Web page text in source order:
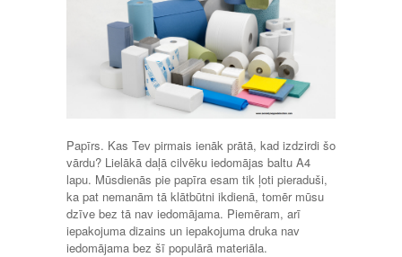
Papīrs. Kas Tev pirmais ienāk prātā, kad izdzirdi šo
vārdu? Lielākā daļā cilvēku iedomājas baltu A4
lapu. Mūsdienās pie papīra esam tik ļoti pieraduši,
ka pat nemanām tā klātbūtni ikdienā, tomēr mūsu
dzīve bez tā nav iedomājama. Piemēram, arī
iepakojuma dizains un iepakojuma druka nav
iedomājama bez šī populārā materiāla.